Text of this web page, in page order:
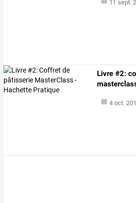
11 sept.
Livre #2:
4 oct.